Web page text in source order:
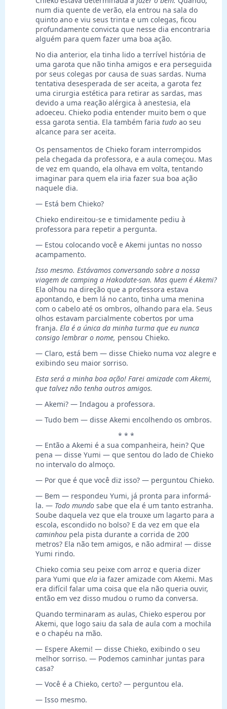
num dia quente de verão, ela entrou na sala do
quinto ano e viu seus trinta e um colegas, ficou
profundamente convicta que nesse dia encontraria
alguém para quem fazer uma boa ação.
No dia anterior, ela tinha lido a terrível história de
uma garota que não tinha amigos e era perseguida
por seus colegas por causa de suas sardas. Numa
tentativa desesperada de ser aceita, a garota fez
uma cirurgia estética para retirar as sardas, mas
devido a uma reação alérgica à anestesia, ela
adoeceu. Chieko podia entender muito bem o que
essa garota sentia. Ela também faria tudo ao seu
alcance para ser aceita.
Os pensamentos de Chieko foram interrompidos
pela chegada da professora, e a aula começou. Mas
de vez em quando, ela olhava em volta, tentando
imaginar para quem ela iria fazer sua boa ação
naquele dia.
— Está bem Chieko?
Chieko endireitou-se e timidamente pediu à
professora para repetir a pergunta.
— Estou colocando você e Akemi juntas no nosso
acampamento.
Isso mesmo. Estávamos conversando sobre a nossa
viagem de camping a Hakodate-san. Mas quem é Akemi?
Ela olhou na direção que a professora estava
apontando, e bem lá no canto, tinha uma menina
com o cabelo até os ombros, olhando para ela. Seus
olhos estavam parcialmente cobertos por uma
franja. Ela é a única da minha turma que eu nunca
consigo lembrar o nome, pensou Chieko.
— Claro, está bem — disse Chieko numa voz alegre e
exibindo seu maior sorriso.
Esta será a minha boa ação! Farei amizade com Akemi,
que talvez não tenha outros amigos.
— Akemi? — Indagou a professora.
— Tudo bem — disse Akemi encolhendo os ombros.
* * *
— Então a Akemi é a sua companheira, hein? Que
pena — disse Yumi — que sentou do lado de Chieko
no intervalo do almoço.
— Por que é que você diz isso? — perguntou Chieko.
— Bem — respondeu Yumi, já pronta para informá-
la. — Todo mundo sabe que ela é um tanto estranha.
Soube daquela vez que ela trouxe um lagarto para a
escola, escondido no bolso? E da vez em que ela
caminhou pela pista durante a corrida de 200
metros? Ela não tem amigos, e não admira! — disse
Yumi rindo.
Chieko comia seu peixe com arroz e queria dizer
para Yumi que ela ia fazer amizade com Akemi. Mas
era difícil falar uma coisa que ela não queria ouvir,
então em vez disso mudou o rumo da conversa.
Quando terminaram as aulas, Chieko esperou por
Akemi, que logo saiu da sala de aula com a mochila
e o chapéu na mão.
— Espere Akemi! — disse Chieko, exibindo o seu
melhor sorriso. — Podemos caminhar juntas para
casa?
— Você é a Chieko, certo? — perguntou ela.
— Isso mesmo.